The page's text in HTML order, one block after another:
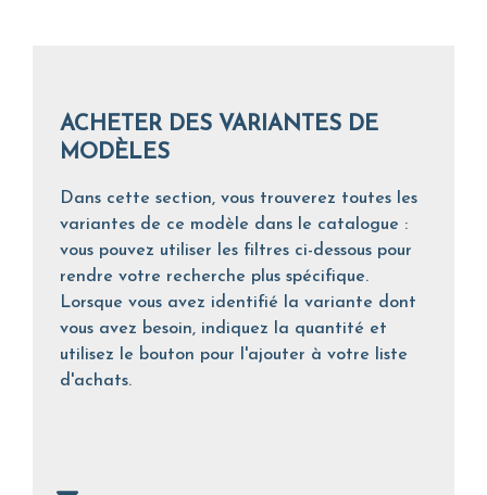
ACHETER DES VARIANTES DE
MODÈLES
Dans cette section, vous trouverez toutes les
variantes de ce modèle dans le catalogue :
vous pouvez utiliser les filtres ci-dessous pour
rendre votre recherche plus spécifique.
Lorsque vous avez identifié la variante dont
vous avez besoin, indiquez la quantité et
utilisez le bouton pour l'ajouter à votre liste
d'achats.